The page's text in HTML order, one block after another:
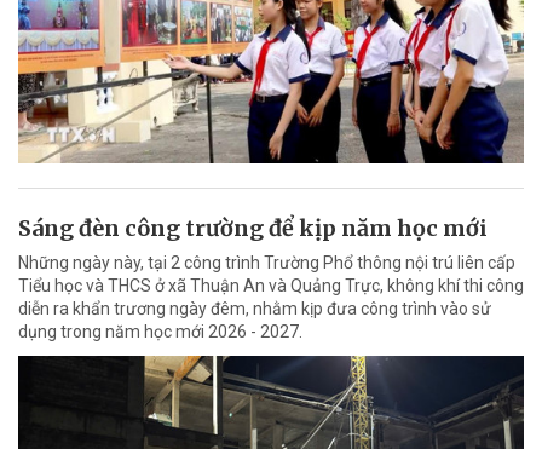
Sáng đèn công trường để kịp năm học mới
Những ngày này, tại 2 công trình Trường Phổ thông nội trú liên cấp
Tiểu học và THCS ở xã Thuận An và Quảng Trực, không khí thi công
diễn ra khẩn trương ngày đêm, nhằm kịp đưa công trình vào sử
dụng trong năm học mới 2026 - 2027.